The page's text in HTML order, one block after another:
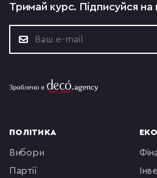
Тримай курс. Підписуйся на
ПОЛІТИКА
вибори
партії